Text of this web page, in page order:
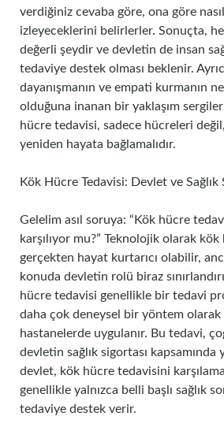
verdiğiniz cevaba göre, ona göre
izleyeceklerini belirlerler. Sonuçta,
değerli şeydir ve devletin de insan
tedaviye destek olması beklenir.
dayanışmanın ve empati kurmanın
olduğuna inanan bir yaklaşım
hücre tedavisi, sadece hücreleri
yeniden hayata bağlamalıdır.
Kök Hücre Tedavisi: Devlet ve Sağlık
Gelelim asıl soruya: “Kök hücre
karşılıyor mu?” Teknolojik olarak
gerçekten hayat kurtarıcı olabilir,
konuda devletin rolü biraz
hücre tedavisi genellikle bir tedavi
daha çok deneysel bir yöntem olarak
hastanelerde uygulanır. Bu tedavi,
devletin sağlık sigortası kapsamında
devlet, kök hücre tedavisini
genellikle yalnızca belli başlı sağlık
tedaviye destek verir.